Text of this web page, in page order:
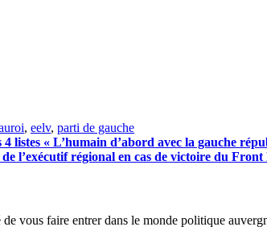
, eelv, parti de gauche
listes « L’humain d’abord avec la gauche
l’exécutif régional en cas de victoire du
vous faire entrer dans le monde politique